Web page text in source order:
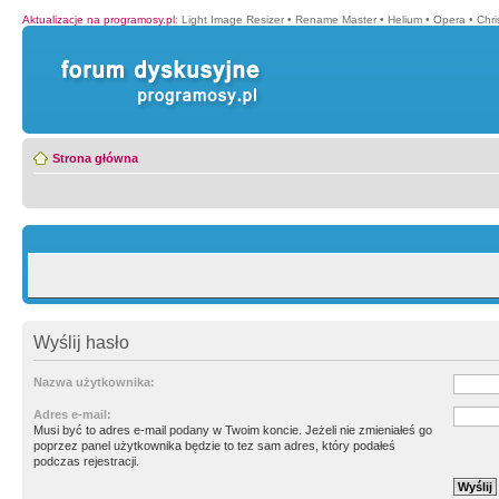
Aktualizacje na programosy.pl: Light Image Resizer • Rename Master • Helium • Opera •
Strona główna
Wyślij hasło
Nazwa użytkownika:
Adres e-mail:
Musi być to adres e-mail podany w Twoim koncie. Jeżeli nie zmieniałeś go
poprzez panel użytkownika będzie to tez sam adres, który podałeś
podczas rejestracji.